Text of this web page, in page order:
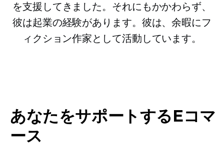
を支援してきました。それにもかかわらず、
彼は起業の経験があります。彼は、余暇にフ
ィクション作家として活動しています。
あなたをサポートするEコマ
ース